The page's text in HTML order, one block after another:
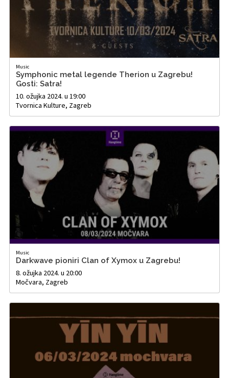
Music
Symphonic metal legende Therion u Zagrebu!
Gosti: Satra!
10. ožujka 2024. u 19:00
Tvornica Kulture, Zagreb
Music
Darkwave pioniri Clan of Xymox u Zagrebu!
8. ožujka 2024. u 20:00
Močvara, Zagreb